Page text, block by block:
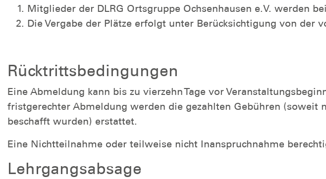
Mitglieder der DLRG Ortsgruppe Ochsenhausen e.V. werden
Die Vergabe der Plätze erfolgt unter Berücksichtigung von der
Rücktrittsbedingungen
Eine Abmeldung kann bis zu vierzehn Tage vor
fristgerechter Abmeldung werden die gezahlten Gebühren
beschafft wurden) erstattet.
Eine Nichtteilnahme oder teilweise nicht Inanspruchnahme
Lehrgangsabsage